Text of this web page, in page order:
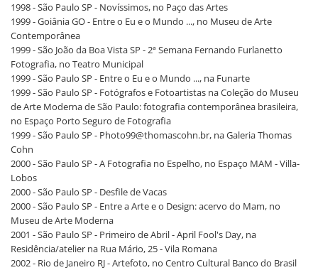
1998 - São Paulo SP - Novíssimos, no Paço das Artes
1999 - Goiânia GO - Entre o Eu e o Mundo ..., no Museu de Arte
Contemporânea
1999 - São João da Boa Vista SP - 2ª Semana Fernando Furlanetto
Fotografia, no Teatro Municipal
1999 - São Paulo SP - Entre o Eu e o Mundo ..., na Funarte
1999 - São Paulo SP - Fotógrafos e Fotoartistas na Coleção do Museu
de Arte Moderna de São Paulo: fotografia contemporânea brasileira,
no Espaço Porto Seguro de Fotografia
1999 - São Paulo SP - Photo99@thomascohn.br, na Galeria Thomas
Cohn
2000 - São Paulo SP - A Fotografia no Espelho, no Espaço MAM - Villa-
Lobos
2000 - São Paulo SP - Desfile de Vacas
2000 - São Paulo SP - Entre a Arte e o Design: acervo do Mam, no
Museu de Arte Moderna
2001 - São Paulo SP - Primeiro de Abril - April Fool's Day, na
Residência/atelier na Rua Mário, 25 - Vila Romana
2002 - Rio de Janeiro RJ - Artefoto, no Centro Cultural Banco do Brasil